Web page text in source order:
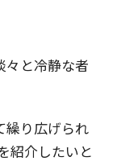
々と冷静な者
繰り広げられ
紹介したいと